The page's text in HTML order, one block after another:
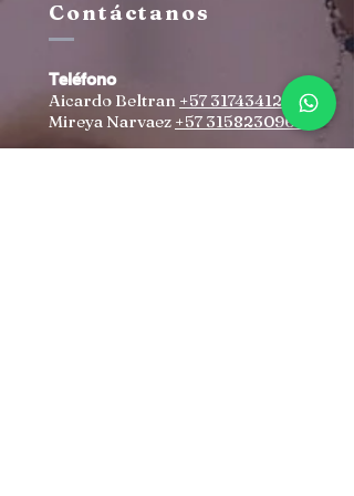
Contáctanos
Teléfono
Aicardo Beltran +57 3174341259
Mireya Narvaez +57 3158230960